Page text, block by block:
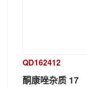
QD162412
酮康唑杂质 17